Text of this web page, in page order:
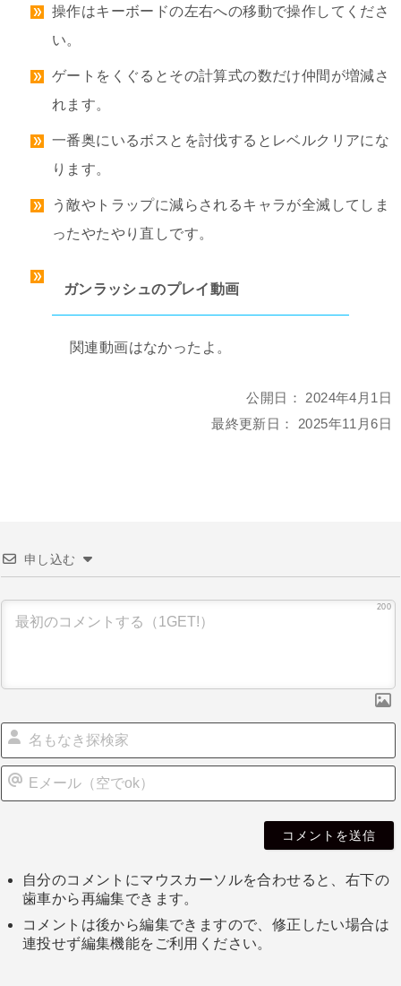
操作はキーボードの左右への移動で操作してくださ
い。
ゲートをくぐるとその計算式の数だけ仲間が増減さ
れます。
一番奥にいるボスとを討伐するとレベルクリアにな
ります。
う敵やトラップに減らされるキャラが全滅してしま
ったやたやり直しです。
ガンラッシュのプレイ動画
関連動画はなかったよ。
公開日：2024年4月1日
最終更新日： 2025年11月6日
申し込む
200
自分のコメントにマウスカーソルを合わせると、右下の
歯車から再編集できます。
コメントは後から編集できますので、修正したい場合は
連投せず編集機能をご利用ください。